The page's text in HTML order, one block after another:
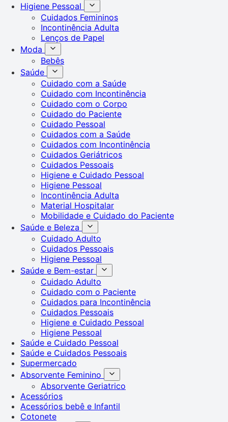
Higiene Pessoal
Cuidados Femininos
Incontinência Adulta
Lenços de Papel
Moda
Bebês
Saúde
Cuidado com a Saúde
Cuidado com Incontinência
Cuidado com o Corpo
Cuidado do Paciente
Cuidado Pessoal
Cuidados com a Saúde
Cuidados com Incontinência
Cuidados Geriátricos
Cuidados Pessoais
Higiene e Cuidado Pessoal
Higiene Pessoal
Incontinência Adulta
Material Hospitalar
Mobilidade e Cuidado do Paciente
Saúde e Beleza
Cuidado Adulto
Cuidados Pessoais
Higiene Pessoal
Saúde e Bem-estar
Cuidado Adulto
Cuidado com o Paciente
Cuidados para Incontinência
Cuidados Pessoais
Higiene e Cuidado Pessoal
Higiene Pessoal
Saúde e Cuidado Pessoal
Saúde e Cuidados Pessoais
Supermercado
Absorvente Feminino
Absorvente Geriatrico
Acessórios
Acessórios bebê e Infantil
Cotonete